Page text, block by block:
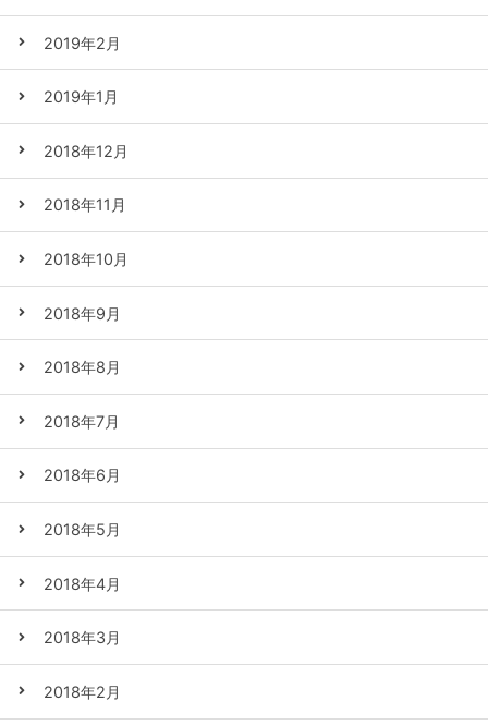
2019年2月
2019年1月
2018年12月
2018年11月
2018年10月
2018年9月
2018年8月
2018年7月
2018年6月
2018年5月
2018年4月
2018年3月
2018年2月